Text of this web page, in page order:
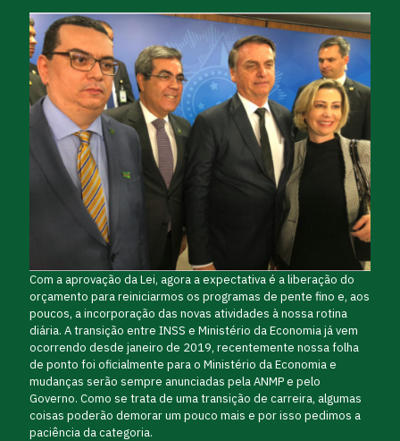
Com a aprovação da Lei, agora a expectativa é a liberação do
orçamento para reiniciarmos os programas de pente fino e, aos
poucos, a incorporação das novas atividades à nossa rotina
diária. A transição entre INSS e Ministério da Economia já vem
ocorrendo desde janeiro de 2019, recentemente nossa folha
de ponto foi oficialmente para o Ministério da Economia e
mudanças serão sempre anunciadas pela ANMP e pelo
Governo. Como se trata de uma transição de carreira, algumas
coisas poderão demorar um pouco mais e por isso pedimos a
paciência da categoria.